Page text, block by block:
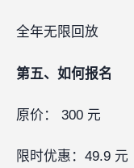
全年无限回放
第五、如何报名
原价： 300 元
限时优惠：49.9 元